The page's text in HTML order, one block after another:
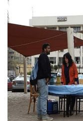
الإعلام
الطلاب
هيئة التدريس
الدراسات العليا